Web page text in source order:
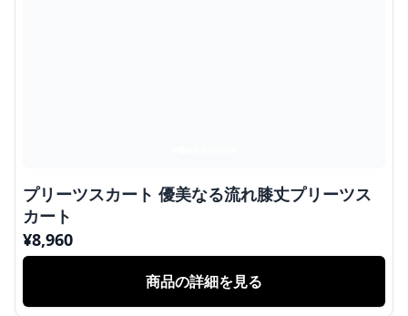
プリーツスカート 優美なる流れ膝丈プリーツス
カート
¥8,960
商品の詳細を見る